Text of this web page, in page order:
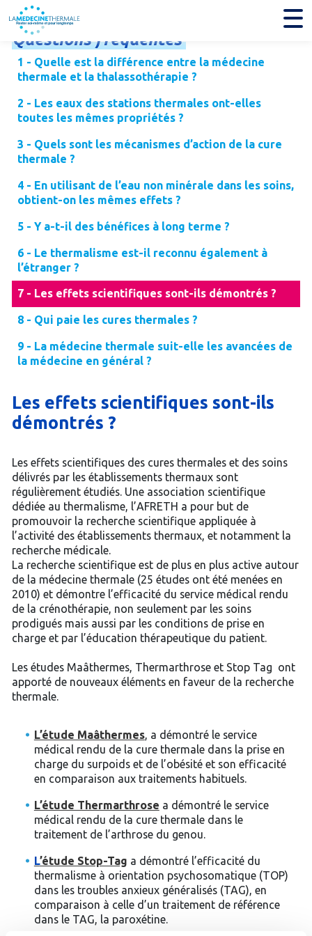
Questionsfréquentes
1 - Quelle est la différence entre la médecine
thermale et la thalassothérapie ?
2 - Les eaux des stations thermales ont-elles
toutes les mêmes propriétés ?
3 - Quels sont les mécanismes d’action de la cure
thermale ?
4 - En utilisant de l’eau non minérale dans les soins,
obtient-on les mêmes effets ?
5 - Y a-t-il des bénéfices à long terme ?
6 - Le thermalisme est-il reconnu également à
l’étranger ?
7 - Les effets scientifiques sont-ils démontrés ?
8 - Qui paie les cures thermales ?
9 - La médecine thermale suit-elle les avancées de
la médecine en général ?
Les effets scientifiques sont-ils
démontrés ?
Les effets scientifiques des cures thermales et des soins
délivrés par les établissements thermaux sont
régulièrement étudiés. Une association scientifique
dédiée au thermalisme, l’AFRETH a pour but de
promouvoir la recherche scientifique appliquée à
l’activité des établissements thermaux, et notamment la
recherche médicale.
La recherche scientifique est de plus en plus active autour
de la médecine thermale (25 études ont été menées en
2010) et démontre l’efficacité du service médical rendu
de la crénothérapie, non seulement par les soins
prodigués mais aussi par les conditions de prise en
charge et par l’éducation thérapeutique du patient.
Les études Maâthermes, Thermarthrose et Stop Tag ont
apporté de nouveaux éléments en faveur de la recherche
thermale.
L’étude Maâthermes, a démontré le service
médical rendu de la cure thermale dans la prise en
charge du surpoids et de l’obésité et son efficacité
en comparaison aux traitements habituels.
L’étude Thermarthrose a démontré le service
médical rendu de la cure thermale dans le
traitement de l’arthrose du genou.
L’étude Stop-Tag a démontré l’efficacité du
thermalisme à orientation psychosomatique (TOP)
dans les troubles anxieux généralisés (TAG), en
comparaison à celle d’un traitement de référence
dans le TAG, la paroxétine.